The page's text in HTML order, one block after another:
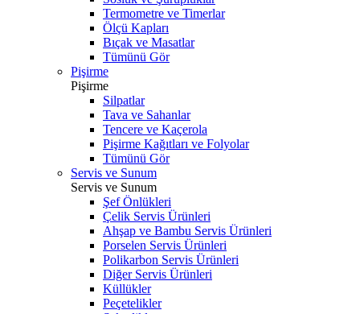
Termometre ve Timerlar
Ölçü Kapları
Bıçak ve Masatlar
Tümünü Gör
Pişirme
Pişirme
Silpatlar
Tava ve Sahanlar
Tencere ve Kaçerola
Pişirme Kağıtları ve Folyolar
Tümünü Gör
Servis ve Sunum
Servis ve Sunum
Şef Önlükleri
Çelik Servis Ürünleri
Ahşap ve Bambu Servis Ürünleri
Porselen Servis Ürünleri
Polikarbon Servis Ürünleri
Diğer Servis Ürünleri
Küllükler
Peçetelikler